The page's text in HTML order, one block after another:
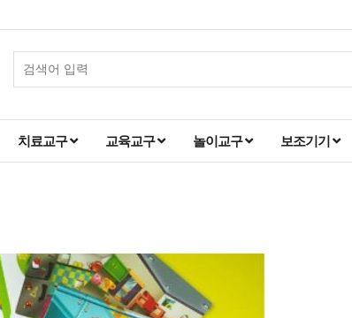
치료교구 교육교구 놀이교구 보조기기